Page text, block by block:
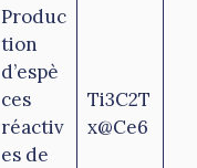
Produc
tion
d’espè
ces
réactiv
es de
Ti3C2T
x@Ce6